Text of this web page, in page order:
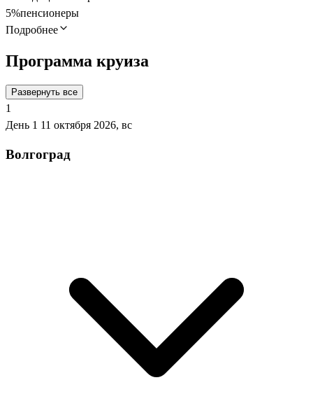
5%пенсионеры
Подробнее
Программа круиза
Развернуть все
1
День 1 11 октября 2026, вс
Волгоград